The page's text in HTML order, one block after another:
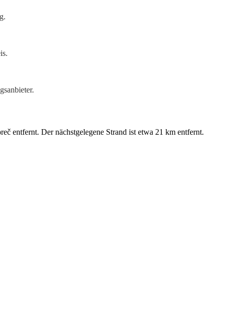
entfernt. Der nächstgelegene Strand ist etwa 21 km entfernt.